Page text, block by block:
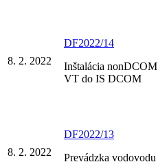
8. 2. 2022
DF2022/14
Inštalácia nonDCOM
VT do IS DCOM
8. 2. 2022
DF2022/13
Prevádzka vodovodu